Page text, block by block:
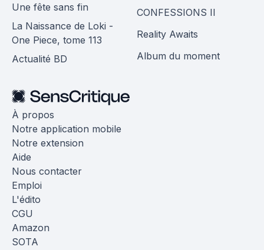
Une fête sans fin
La Naissance de Loki -
One Piece, tome 113
Actualité BD
CONFESSIONS II
Reality Awaits
Album du moment
À propos
Notre application mobile
Notre extension
Aide
Nous contacter
Emploi
L'édito
CGU
Amazon
SOTA